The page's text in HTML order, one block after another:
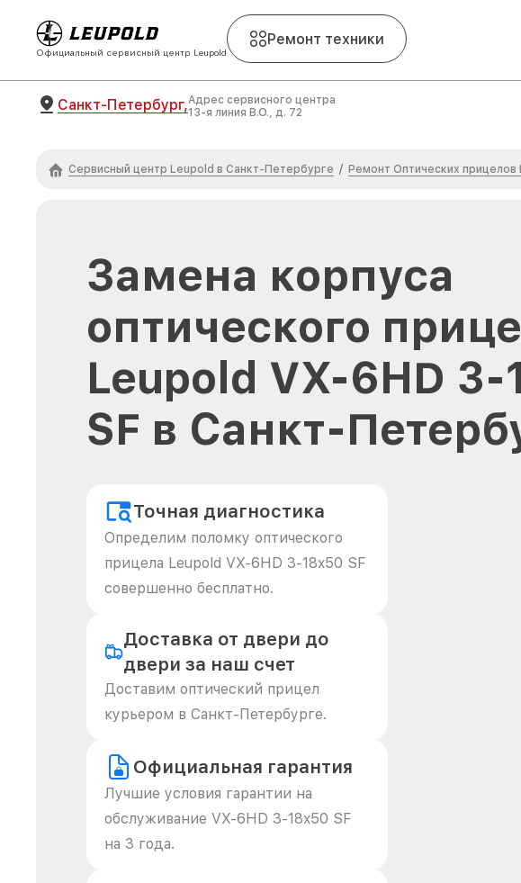
Официальный сервисный центр Leupold
Ремонт техники
Санкт-Петербург,Адрес сервисного центра
13-я линия В.О., д. 72
Сервисный центр Leupold в Санкт-Петербурге / Ремонт Оптических прицелов
Замена корпуса
оптического
Leupold VX-6HD 3-
SF в Санкт-
Точная диагностика
Определим поломку оптического
прицела Leupold VX-6HD 3-18x50 SF
совершенно бесплатно.
Доставка от двери до
двери за наш счет
Доставим оптический прицел
курьером в Санкт-Петербурге.
Официальная гарантия
Лучшие условия гарантии на
обслуживание VX-6HD 3-18x50 SF
на 3 года.